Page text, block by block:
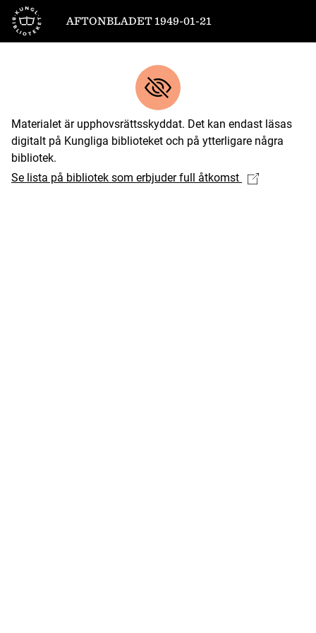
Till startsidan
AFTONBLADET 1949-01-21
Materialet är upphovsrättsskyddat. Det kan endast läsas
digitalt på Kungliga biblioteket och på ytterligare några
bibliotek.
Se lista på bibliotek som erbjuder full åtkomst